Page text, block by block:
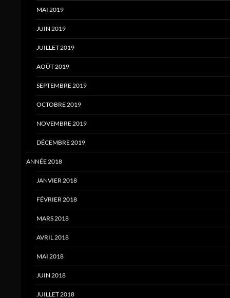
MAI 2019
JUIN 2019
JUILLET 2019
AOÛT 2019
SEPTEMBRE 2019
OCTOBRE 2019
NOVEMBRE 2019
DÉCEMBRE 2019
ANNÉE 2018
JANVIER 2018
FÉVRIER 2018
MARS 2018
AVRIL 2018
MAI 2018
JUIN 2018
JUILLET 2018